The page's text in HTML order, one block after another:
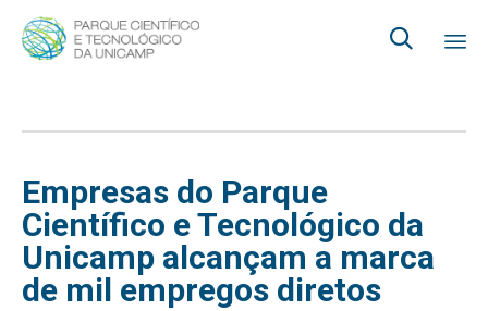

Empresas do Parque
Científico e Tecnológico da
Unicamp alcançam a marca
de mil empregos diretos